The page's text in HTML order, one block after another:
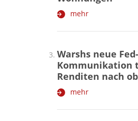
mehr
Warshs neue Fed-
Kommunikation
Renditen nach
mehr